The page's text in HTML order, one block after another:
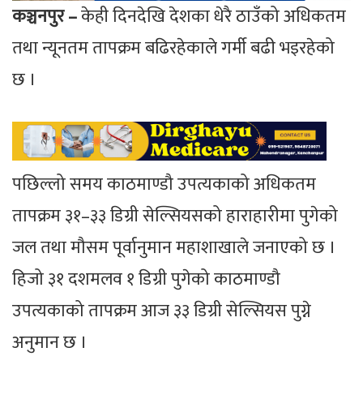
कञ्चनपुर –केही दिनदेखि देशका धेरै ठाउँको अधिकतम
तथा न्यूनतम तापक्रम बढिरहेकाले गर्मी बढी भइरहेको
छ ।
पछिल्लो समय काठमाण्डौ उपत्यकाको अधिकतम
तापक्रम ३१–३३ डिग्री सेल्सियसको हाराहारीमा पुगेको
जल तथा मौसम पूर्वानुमान महाशाखाले जनाएको छ ।
हिजो ३१ दशमलव १ डिग्री पुगेको काठमाण्डौ
उपत्यकाको तापक्रम आज ३३ डिग्री सेल्सियस पुग्ने
अनुमान छ ।